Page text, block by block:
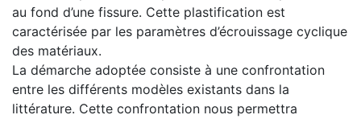
au fond d’une fissure. Cette plastification est
caractérisée par les paramètres d’écrouissage cyclique
des matériaux.
La démarche adoptée consiste à une confrontation
entre les différents modèles existants dans la
littérature. Cette confrontation nous permettra